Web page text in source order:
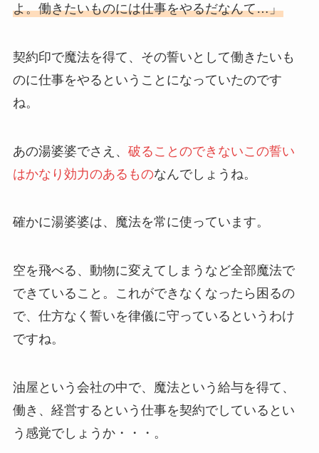
よ。働きたいものには仕事をやるだなんて…」
契約印で魔法を得て、その誓いとして働きたいも
のに仕事をやるということになっていたのです
ね。
あの湯婆婆でさえ、 破ることのできないこの誓い
はかなり効力のあるものなんでしょうね。
確かに湯婆婆は、魔法を常に使っています。
空を飛べる、動物に変えてしまうなど全部魔法で
できていること。これができなくなったら困るの
で、仕方なく誓いを律儀に守っているというわけ
ですね。
油屋という会社の中で、魔法という給与を得て、
働き、経営するという仕事を契約でしているとい
う感覚でしょうか・・・。